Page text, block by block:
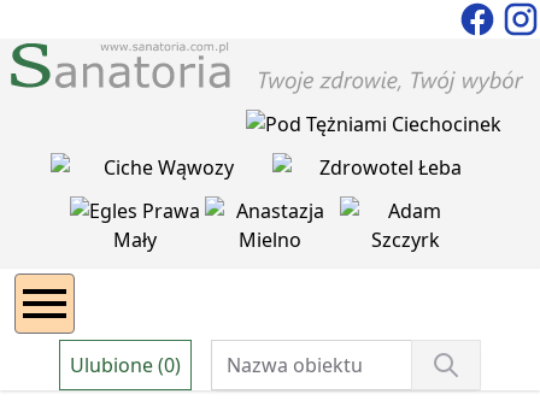
Ulubione (0)